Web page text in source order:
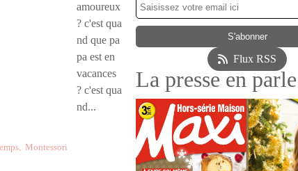
amoureux
? c'est qua
nd que pa
pa est en
vacances
? c'est qua
nd...
, Montessori
Flux RSS
La presse en parle